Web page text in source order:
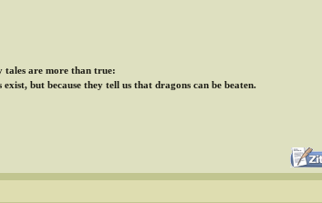
tales are more than true:
but because they tell us that dragons can be beaten.